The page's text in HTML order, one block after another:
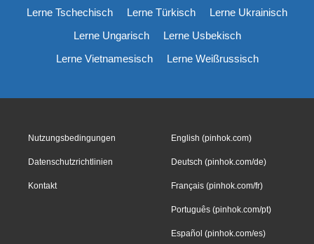
Lerne Tschechisch
Lerne Türkisch
Lerne Ukrainisch
Lerne Ungarisch
Lerne Usbekisch
Lerne Vietnamesisch
Lerne Weißrussisch
Nutzungsbedingungen
Datenschutzrichtlinien
Kontakt
English (pinhok.com)
Deutsch (pinhok.com/de)
Français (pinhok.com/fr)
Português (pinhok.com/pt)
Español (pinhok.com/es)